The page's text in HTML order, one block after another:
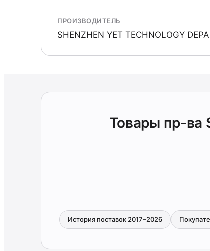
ПРОИЗВОДИТЕЛЬ
SHENZHEN YET TECHNOLOGY
Товары пр-ва
История поставок 2017–2026